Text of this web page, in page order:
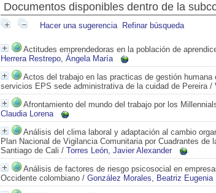
Documentos disponibles dentro de la
Hacer una sugerencia Refinar búsqueda
Actitudes emprendedoras en la población de
Herrera Restrepo, Ángela María
Actos del trabajo en las practicas de gestión humana
servicios EPS sede administrativa de la cuidad de Pereira/
Afrontamiento del mundo del trabajo por los
Claudia Lorena
Análisis del clima laboral y adaptación al cambio
Plan Nacional de Vigilancia Comunitaria por Cuadrantes de
Santiago de Cali / Torres León, Javier Alexander
Análisis de factores de riesgo psicosocial en
Occidente colombiano / González Morales, Beatriz Eugenia